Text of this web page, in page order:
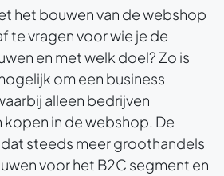
het bouwen van de webshop
te vragen voor wie je de
en met welk doel? Zo is
om een business
alleen bedrijven
in de webshop. De
steeds meer groothandels
voor het B2C segment en